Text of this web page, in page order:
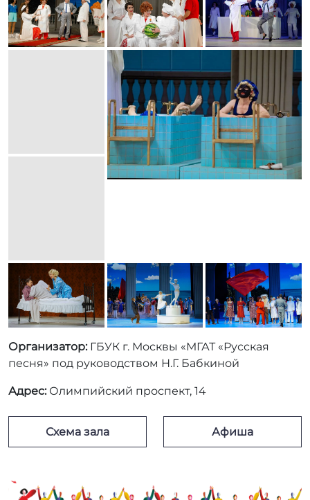
Организатор:ГБУК г. Москвы «МГАТ «Русская
песня» под руководством Н.Г. Бабкиной
Адрес:Олимпийский проспект, 14
Схема зала Афиша